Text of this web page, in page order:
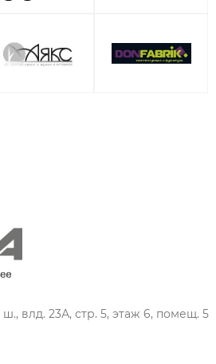
влд. 23А, стр. 5, этаж 6, помещ. 5